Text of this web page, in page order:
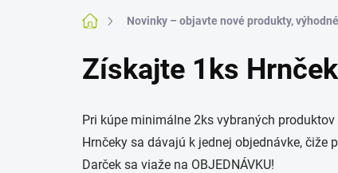
DomovNovinky – objavte nové produkty,
Získajte 1ks
Pri kúpe minimálne 2ks vybraných
Hrnčeky sa dávajú k jednej objednávke,
Darček sa viaže na OBJEDNÁVKU!